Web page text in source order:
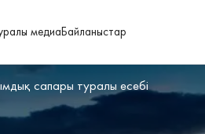
медиаБайланыстар
сапары туралы есебі